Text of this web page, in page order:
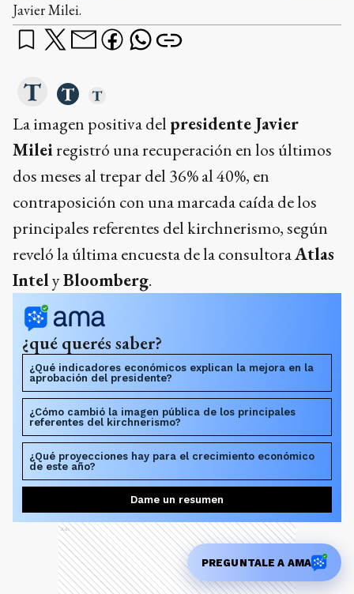
Javier Milei.
La imagen positiva del presidente Javier
Mileiregistró una recuperación en los últimos
dos meses al trepar del 36% al 40%, en
contraposición con una marcada caída de los
principales referentes del kirchnerismo, según
reveló la última encuesta de la consultoraAtlas
IntelyBloomberg.
¿qué querés saber?
¿Qué indicadores económicos explican la mejora en la
aprobación del presidente?
¿Cómo cambió la imagen pública de los principales
referentes del kirchnerismo?
¿Qué proyecciones hay para el crecimiento económico
de este año?
Dame un resumen
Ads
PREGUNTALE A AMA